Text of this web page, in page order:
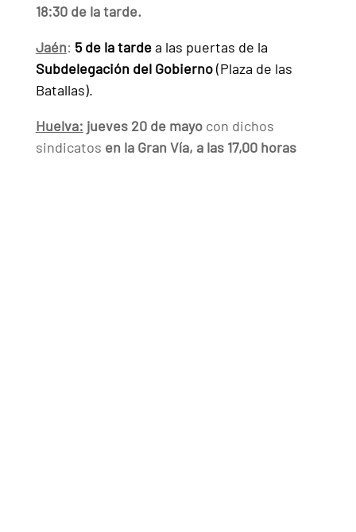
18:30 de la tarde.
Jaén: 5 de la tardea las puertas de la
Subdelegación del Gobierno(Plaza de las
Batallas).
Huelva: jueves 20 de mayo con dichos
sindicatos en la Gran Vía, a las 17,00 horas